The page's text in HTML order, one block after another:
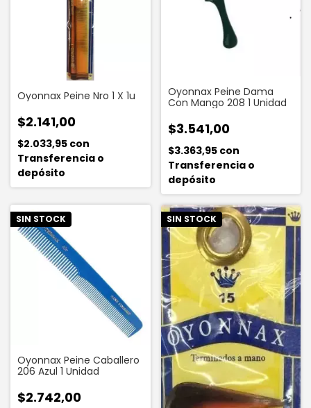
Oyonnax Peine Nro 1 X 1u
$2.141,00
$2.033,95 con
Transferencia o
depósito
Oyonnax Peine Dama
Con Mango 208 1 Unidad
$3.541,00
$3.363,95 con
Transferencia o
depósito
SIN STOCK
Oyonnax Peine Caballero
206 Azul 1 Unidad
$2.742,00
SIN STOCK